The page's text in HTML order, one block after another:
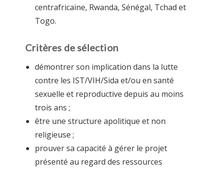
centrafricaine, Rwanda, Sénégal, Tchad et
Togo.
Critères de sélection
démontrer son implication dans la lutte
contre les IST/VIH/Sida et/ou en santé
sexuelle et reproductive depuis au moins
trois ans ;
être une structure apolitique et non
religieuse ;
prouver sa capacité à gérer le projet
présenté au regard des ressources